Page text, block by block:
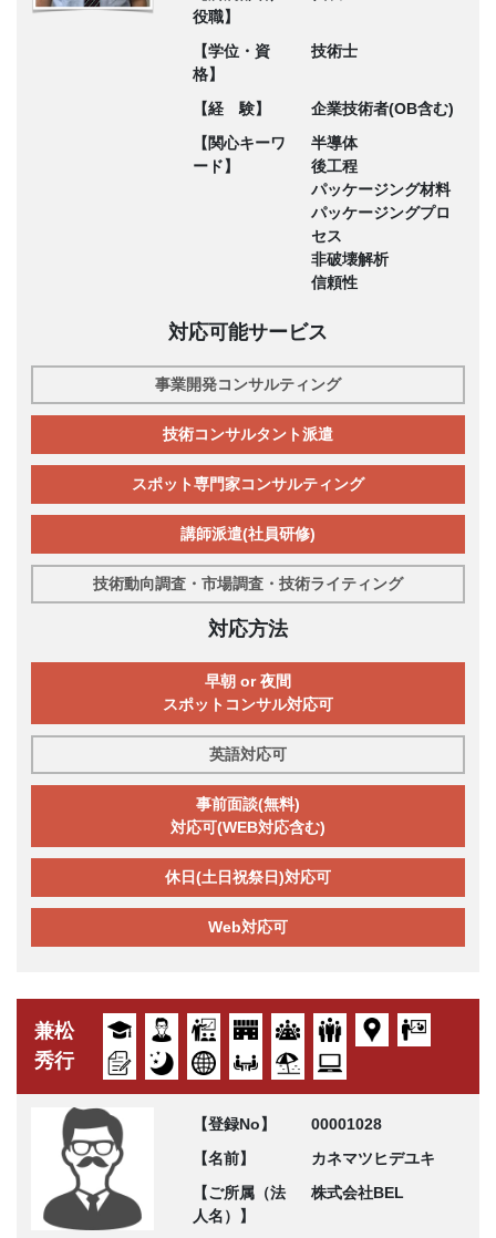
役職】
【学位・資
格】
技術士
【経 験】
企業技術者(OB含む)
【関心キーワ
ード】
半導体
後工程
パッケージング材料
パッケージングプロ
セス
非破壊解析
信頼性
対応可能サービス
事業開発コンサルティング
技術コンサルタント派遣
スポット専門家コンサルティング
講師派遣(社員研修)
技術動向調査・市場調査・技術ライティング
対応方法
早朝 or 夜間
スポットコンサル対応可
英語対応可
事前面談(無料)
対応可(WEB対応含む)
休日(土日祝祭日)対応可
Web対応可
兼松
秀行
【登録No】
00001028
【名前】
カネマツヒデユキ
【ご所属（法
人名）】
株式会社BEL